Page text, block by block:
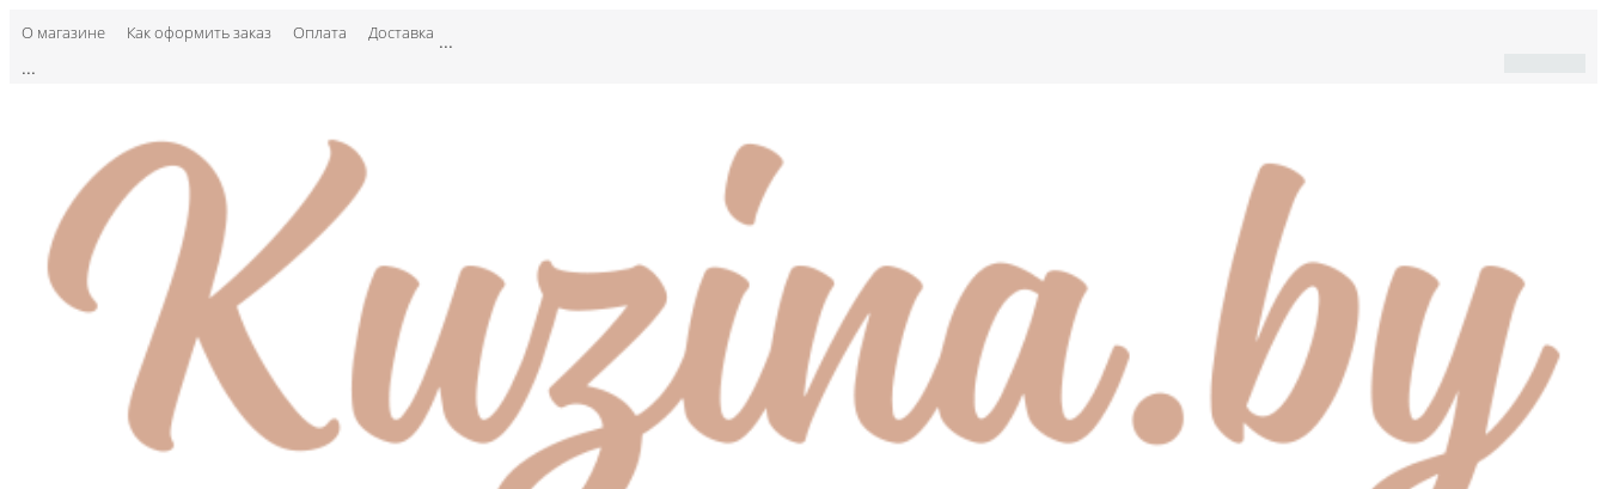
О магазине Как оформить заказ Оплата Доставка ...
...